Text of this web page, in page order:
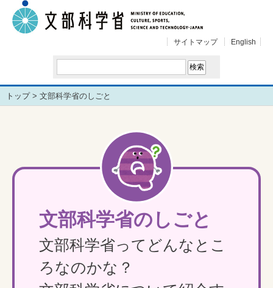
サイトマップ English
トップ> 文部科学省のしごと
文部科学省のしごと
文部科学省ってどんなとこ
ろなのかな？